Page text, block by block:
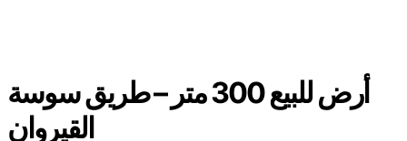
أرض للبيع 300 متر – طريق سوسة
القيروان